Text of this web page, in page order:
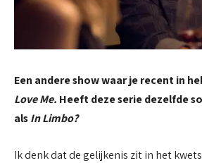
Een andere show waar je recent in
Love Me. Heeft deze serie dezelfde
alsIn Limbo?
Ik denk dat de gelijkenis zit in het